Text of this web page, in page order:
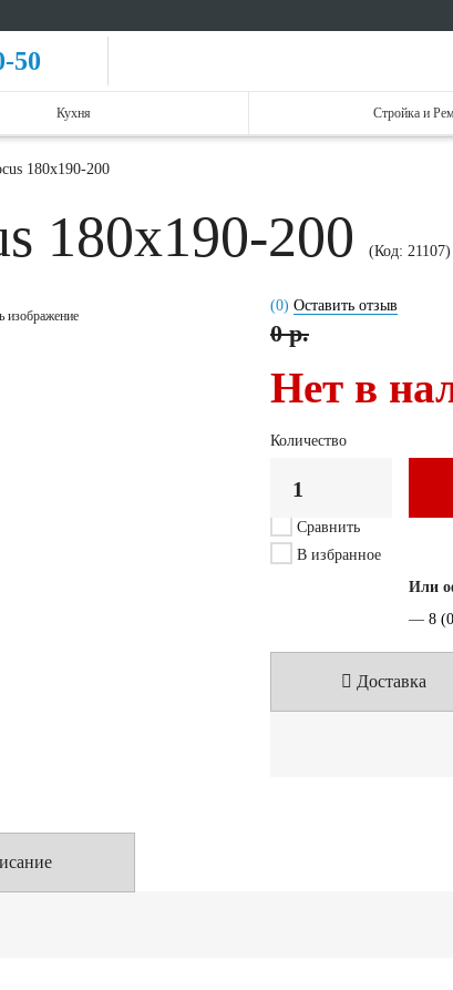
50
Кухня Стройка и
180x190-200
180x190-200 (Код: 21107)
изображение
(0) Оставить отзыв
0 р.
Нет в
Количество
Сравнить
В избранное
Или
— 8
Доставка